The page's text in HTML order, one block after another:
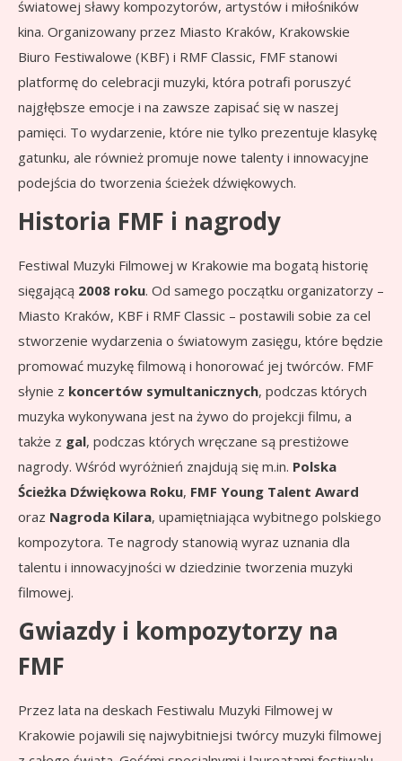
światowej sławy kompozytorów, artystów i miłośników
kina. Organizowany przez Miasto Kraków, Krakowskie
Biuro Festiwalowe (KBF) i RMF Classic, FMF stanowi
platformę do celebracji muzyki, która potrafi poruszyć
najgłębsze emocje i na zawsze zapisać się w naszej
pamięci. To wydarzenie, które nie tylko prezentuje klasykę
gatunku, ale również promuje nowe talenty i innowacyjne
podejścia do tworzenia ścieżek dźwiękowych.
Historia FMF i nagrody
Festiwal Muzyki Filmowej w Krakowie ma bogatą historię
sięgającą 2008 roku. Od samego początku organizatorzy –
Miasto Kraków, KBF i RMF Classic – postawili sobie za cel
stworzenie wydarzenia o światowym zasięgu, które będzie
promować muzykę filmową i honorować jej twórców. FMF
słynie z koncertów symultanicznych, podczas których
muzyka wykonywana jest na żywo do projekcji filmu, a
także z gal, podczas których wręczane są prestiżowe
nagrody. Wśród wyróżnień znajdują się m.in. Polska
Ścieżka Dźwiękowa Roku, FMF Young Talent Award
oraz Nagroda Kilara, upamiętniająca wybitnego polskiego
kompozytora. Te nagrody stanowią wyraz uznania dla
talentu i innowacyjności w dziedzinie tworzenia muzyki
filmowej.
Gwiazdy i kompozytorzy na
FMF
Przez lata na deskach Festiwalu Muzyki Filmowej w
Krakowie pojawili się najwybitniejsi twórcy muzyki filmowej